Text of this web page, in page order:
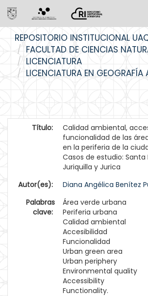
navigation
REPOSITORIO INSTITUCIONAL
FACULTAD DE CIENCIAS
LICENCIATURA
LICENCIATURA EN GEOGRAFÍA
Título:
Calidad ambiental,
funcionalidad de las
en la periferia de la
Casos de estudio: Santa
Juriquilla y Jurica
Autor(es):
Diana Angélica Benítez
Palabras
clave:
Área verde urbana
Periferia urbana
Calidad ambiental
Accesibilidad
Funcionalidad
Urban green area
Urban periphery
Environmental quality
Accessibility
Functionality.